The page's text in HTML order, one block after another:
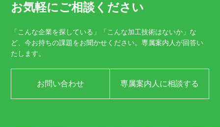
お気軽にご相談ください
「こんな企業を探している」「こんな加工技術はないか」な
ど、今お持ちの課題をお聞かせください。専属案内人が回答い
たします。
お問い合わせ 専属案内人に相談する